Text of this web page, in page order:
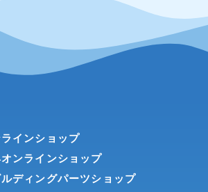
インショップ
ンラインショップ
ディングパーツショップ